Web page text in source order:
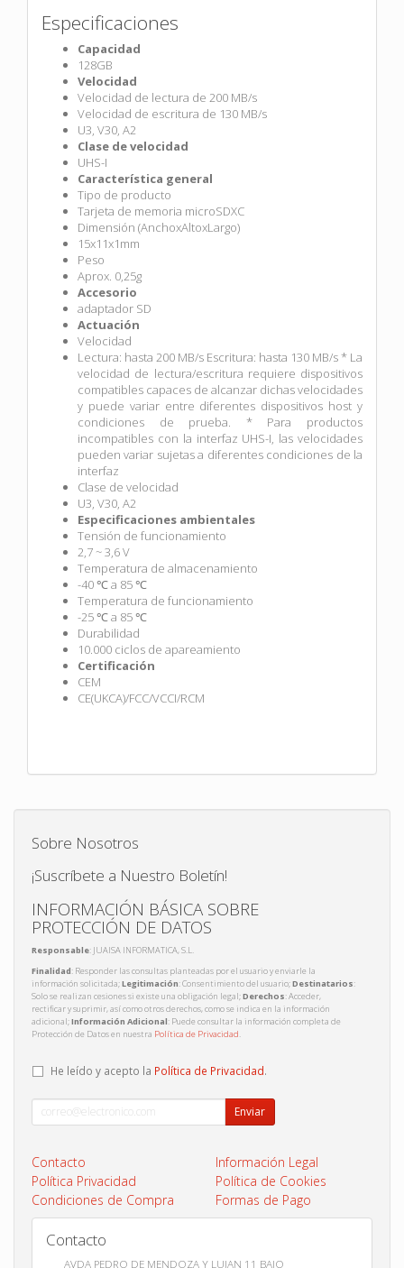
Especificaciones
Capacidad
128GB
Velocidad
Velocidad de lectura de 200 MB/s
Velocidad de escritura de 130 MB/s
U3, V30, A2
Clase de velocidad
UHS-I
Característica general
Tipo de producto
Tarjeta de memoria microSDXC
Dimensión (AnchoxAltoxLargo)
15x11x1mm
Peso
Aprox. 0,25g
Accesorio
adaptador SD
Actuación
Velocidad
Lectura: hasta 200 MB/s Escritura: hasta 130 MB/s * La
velocidad de lectura/escritura requiere dispositivos
compatibles capaces de alcanzar dichas velocidades
y puede variar entre diferentes dispositivos host y
condiciones de prueba. * Para productos
incompatibles con la interfaz UHS-I, las velocidades
pueden variar sujetas a diferentes condiciones de la
interfaz
Clase de velocidad
U3, V30, A2
Especificaciones ambientales
Tensión de funcionamiento
2,7 ~ 3,6 V
Temperatura de almacenamiento
-40 ℃ a 85 ℃
Temperatura de funcionamiento
-25 ℃ a 85 ℃
Durabilidad
10.000 ciclos de apareamiento
Certificación
CEM
CE(UKCA)/FCC/VCCI/RCM
Sobre Nosotros
¡Suscríbete a Nuestro Boletín!
INFORMACIÓN BÁSICA SOBRE
PROTECCIÓN DE DATOS
Responsable: JUAISA INFORMATICA, S.L.
Finalidad: Responder las consultas planteadas por el usuario y enviarle la
información solicitada;Legitimación: Consentimiento del usuario;Destinatarios:
Solo se realizan cesiones si existe una obligación legal;Derechos: Acceder,
rectificar y suprimir, así como otros derechos, como se indica en la información
adicional;Información Adicional: Puede consultar la información completa de
Protección de Datos en nuestra Política de Privacidad.
He leído y acepto la Política de Privacidad.
Enviar
Contacto
Información Legal
Política Privacidad
Política de Cookies
Condiciones de Compra
Formas de Pago
Contacto
AVDA PEDRO DE MENDOZA Y LUJAN 11 BAJO